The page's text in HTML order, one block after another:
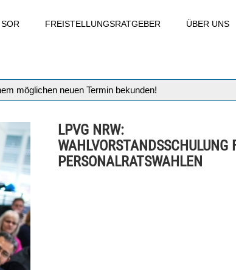
FREISTELLUNGSRATGEBER ÜBER UNS
möglichen neuen Termin bekunden!
LPVG NRW:
WAHLVORSTANDSSCHULUNG
PERSONALRATSWAHLEN